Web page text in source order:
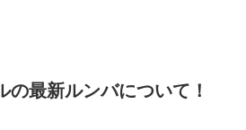
の最新ルンバについて！